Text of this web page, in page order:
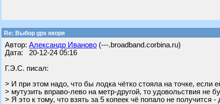
Re: Выбор gps якоря
Автор: Александр Иваново (---.broadband.corbina.ru)
Дата: 20-12-24 05:16
Г.Э.С. писал:
> И при этом надо, что бы лодка чётко стояла на точке, если
> мутузить вправо-лево на метр-другой, то удовольствия не
> Я это к тому, что взять за 5 копеек чё попало не получится -